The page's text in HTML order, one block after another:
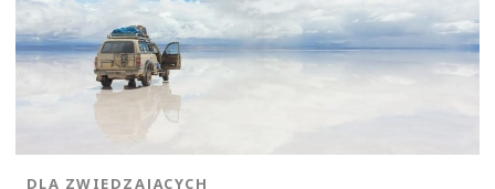
DLA ZWIEDZAJĄCYCH